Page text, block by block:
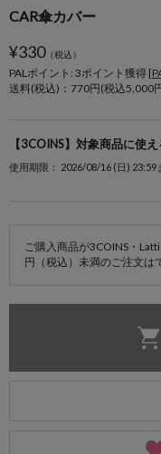
CAR傘カバー
¥330（税込）
PALポイント: 3ポイント獲得 [
送料(税込)：770円(税込5,000
【3COINS】対象商品に使
使用期限： 2026/08/16 (日) 23:59
ご購入商品が3COINS・
円（税込）未満のご注文は